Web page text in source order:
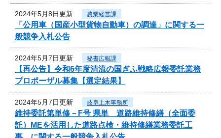
2024年5月8日更新 農業経営課
「公用車（国産小型貨物自動車）の調達」に関する一
般競争入札公告
2024年5月7日更新 秘書広報課
【再公告】令和6年度清流の国ぎふ戦略広報委託業務
プロポーザル募集【選定結果】
2024年5月7日更新 岐阜土木事務所
維持委託第単修－F号 県単 道路維持修繕（全面委
託）MEを活用した道路点検・維持修繕業務委託工